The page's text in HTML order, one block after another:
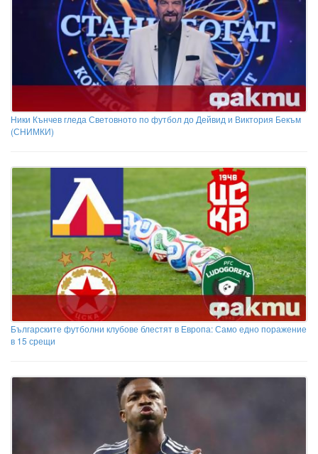
Ники Кънчев гледа Световното по футбол до Дейвид и Виктория Бекъм
(СНИМКИ)
Българските футболни клубове блестят в Европа: Само едно поражение
в 15 срещи